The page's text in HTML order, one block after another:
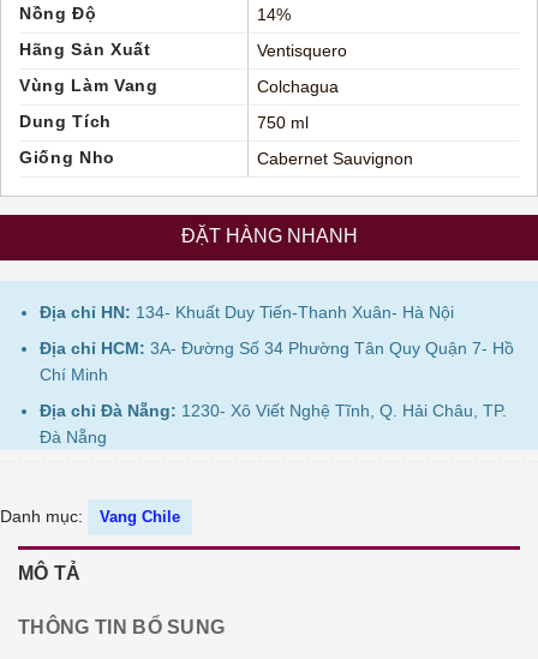
Nồng Độ
14%
Hãng Sản Xuất
Ventisquero
Vùng Làm Vang
Colchagua
Dung Tích
750 ml
Giống Nho
Cabernet Sauvignon
ĐẶT HÀNG NHANH
Địa chỉ HN: 134- Khuất Duy Tiến-Thanh Xuân- Hà Nội
Địa chỉ HCM: 3A- Đường Số 34 Phường Tân Quy Quận 7- Hồ
Chí Minh
Địa chỉ Đà Nẵng: 1230- Xô Viết Nghệ Tĩnh, Q. Hải Châu, TP.
Đà Nẵng
Danh mục: Vang Chile
MÔ TẢ
THÔNG TIN BỔ SUNG